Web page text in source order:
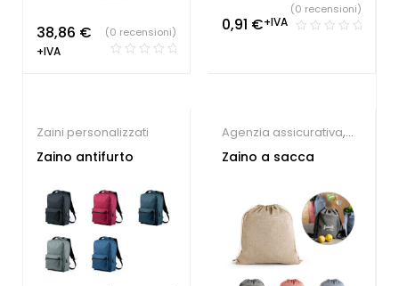
38,86 €
+IVA
(0 recensioni) 0,91 €+IVA
(0 recensioni)
Zaini personalizzati
Zaino antifurto
Agenzia assicurativa,
Hotel, Parrucchieri
personalizzati
Zaino a sacca